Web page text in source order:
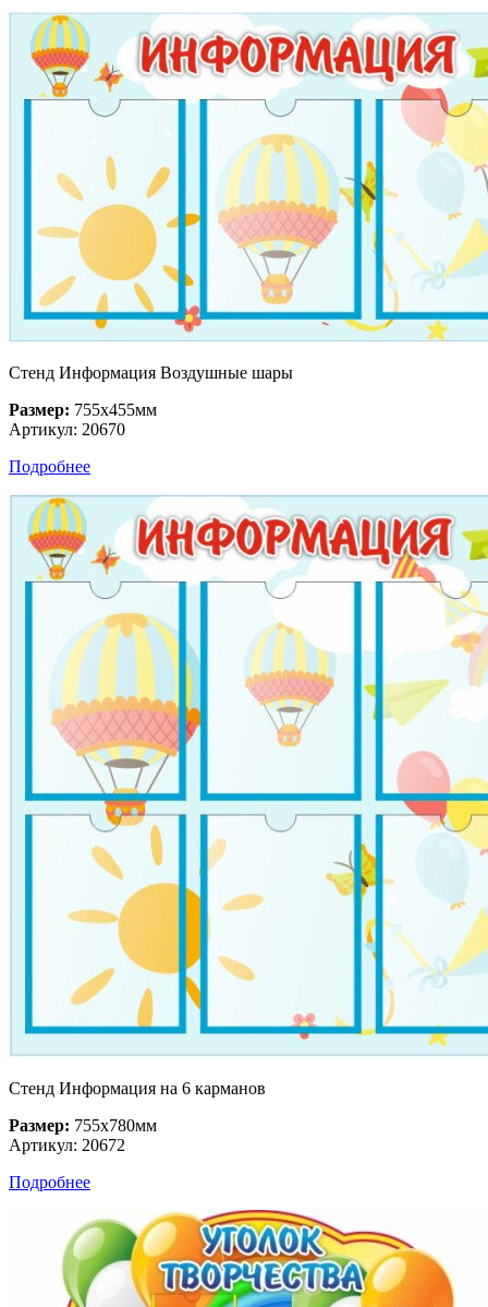
Стенд Информация Воздушные шары
Размер: 755х455мм
Артикул: 20670
Подробнее
Стенд Информация на 6 карманов
Размер: 755х780мм
Артикул: 20672
Подробнее